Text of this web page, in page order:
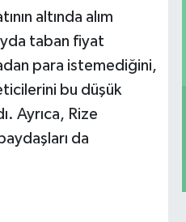
altında alım
taban fiyat
para istemediğini,
bu düşük
Ayrıca, Rize
da